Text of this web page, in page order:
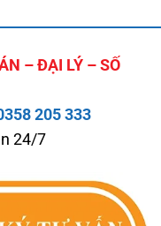
– ĐẠI LÝ – SỐ
205 333
24/7